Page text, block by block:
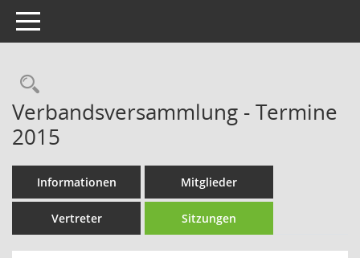
Toggle navigation
Rechercheauswahl
Verbandsversammlung - Termine
2015
Informationen Mitglieder
Vertreter Sitzungen